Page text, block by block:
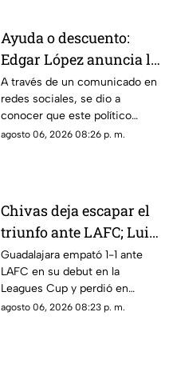
Ayuda o descuento:
Edgar López anuncia la
nueva estrategia para
ayudar algunas
familias
A través de un comunicado en
redes sociales, se dio a
conocer que este político
presuntamente busca ayudar a
agosto 06, 2026 08:26 p. m.
Chivas deja escapar el
triunfo ante LAFC; Luis
Romo es señalado por
su cobro en penales
Guadalajara empató 1-1 ante
LAFC en su debut en la
Leagues Cup y perdió en
penales; Luis Romo fue
agosto 06, 2026 08:23 p. m.